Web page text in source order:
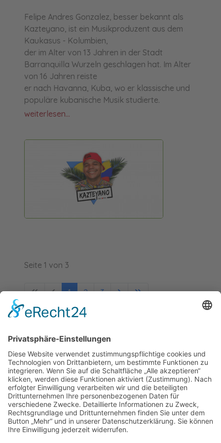
Felipe Andres Gonzalez, besser bekannt als
Kazteyano, ist ein Musikproduzent aus dem
Kaukasus - Kolumbien,
der im Alter von 13 Jahren in der Stadt
Barranquilla Wurzeln geschlagen hat. Im Alter
von 16 Jahren reiste
er nach Havanna, Kuba, wo er klassische und
populäre kubanische Musik studierte.
weiterlesen...
Seite 1 von 3
1 2 3
Förderer: